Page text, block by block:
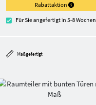
Rabattaktion
Für Sie angefertigt in 5-8 Wochen
Maßgefertigt